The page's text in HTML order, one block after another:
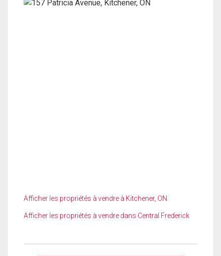
Afficher les propriétés à vendre à Kitchener, ON
Afficher les propriétés à vendre dans Central Frederick